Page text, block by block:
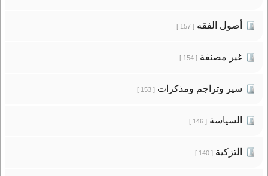
أصول الفقه[ 157 ]
غير مصنفة[ 154 ]
سير وتراجم ومذكرات[ 153 ]
السياسة[ 146 ]
التزكية[ 140 ]